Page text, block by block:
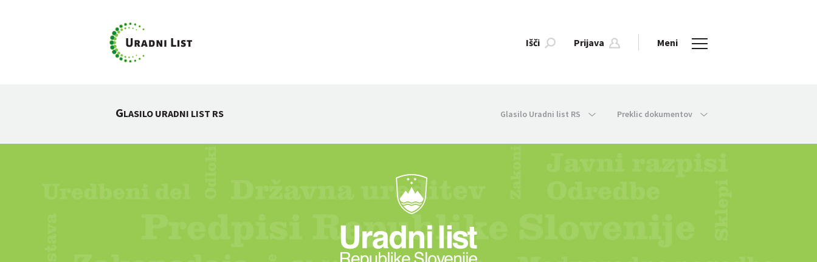
Išči Prijava Meni
GLASILO URADNI LIST RS Glasilo Uradni list RS Preklic dokumentov